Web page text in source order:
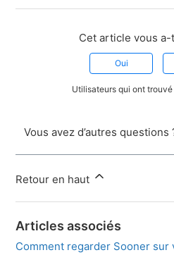
Cet article vous
Oui
Utilisateurs qui ont
Vous avez d’autres questions
Retour en haut
Articles associés
Comment regarder Sooner sur